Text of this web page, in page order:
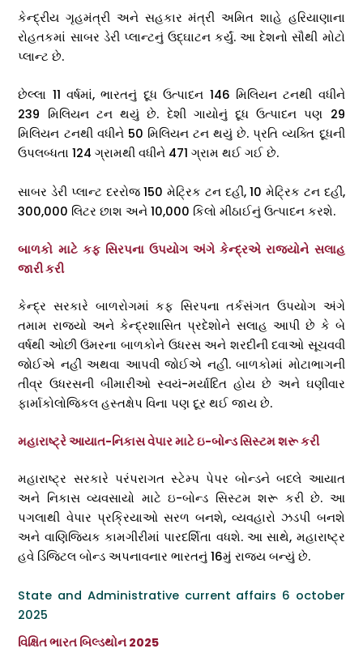
કેન્દ્રીય ગૃહમંત્રી અને સહકાર મંત્રી અમિત શાહે હરિયાણાના
રોહતકમાં સાબર ડેરી પ્લાન્ટનું ઉદ્ઘાટન કર્યું. આ દેશનો સૌથી મોટો
પ્લાન્ટ છે.
છેલ્લા 11 વર્ષમાં, ભારતનું દૂધ ઉત્પાદન 146 મિલિયન ટનથી વધીને
239 મિલિયન ટન થયું છે. દેશી ગાયોનું દૂધ ઉત્પાદન પણ 29
મિલિયન ટનથી વધીને 50 મિલિયન ટન થયું છે. પ્રતિ વ્યક્તિ દૂધની
ઉપલબ્ધતા 124 ગ્રામથી વધીને 471 ગ્રામ થઈ ગઈ છે.
સાબર ડેરી પ્લાન્ટ દરરોજ 150 મેટ્રિક ટન દહીં, 10 મેટ્રિક ટન દહીં,
300,000 લિટર છાશ અને 10,000 કિલો મીઠાઈનું ઉત્પાદન કરશે.
બાળકો માટે કફ સિરપના ઉપયોગ અંગે કેન્દ્રએ રાજ્યોને સલાહ
જારી કરી
કેન્દ્ર સરકારે બાળરોગમાં કફ સિરપના તર્કસંગત ઉપયોગ અંગે
તમામ રાજ્યો અને કેન્દ્રશાસિત પ્રદેશોને સલાહ આપી છે કે બે
વર્ષથી ઓછી ઉંમરના બાળકોને ઉધરસ અને શરદીની દવાઓ સૂચવવી
જોઈએ નહીં અથવા આપવી જોઈએ નહીં. બાળકોમાં મોટાભાગની
તીવ્ર ઉધરસની બીમારીઓ સ્વયં-મર્યાદિત હોય છે અને ઘણીવાર
ફાર્માકોલોજિકલ હસ્તક્ષેપ વિના પણ દૂર થઈ જાય છે.
મહારાષ્ટ્રે આયાત-નિકાસ વેપાર માટે ઇ-બોન્ડ સિસ્ટમ શરૂ કરી
મહારાષ્ટ્ર સરકારે પરંપરાગત સ્ટેમ્પ પેપર બોન્ડને બદલે આયાત
અને નિકાસ વ્યવસાયો માટે ઇ-બોન્ડ સિસ્ટમ શરૂ કરી છે. આ
પગલાથી વેપાર પ્રક્રિયાઓ સરળ બનશે, વ્યવહારો ઝડપી બનશે
અને વાણિજ્યિક કામગીરીમાં પારદર્શિતા વધશે. આ સાથે, મહારાષ્ટ્ર
હવે ડિજિટલ બોન્ડ અપનાવનાર ભારતનું 16મું રાજ્ય બન્યું છે.
State and Administrative current affairs 6 october
2025
વિક્ષિત ભારત બિલ્ડથોન 2025